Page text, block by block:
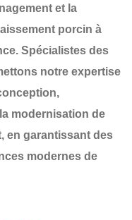
et la
porcin à
. Spécialistes des
notre expertise
modernisation de
, en garantissant des
modernes de